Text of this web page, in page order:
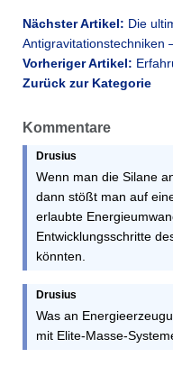
Nächster Artikel: Die
Antigravitationstechniken
Vorheriger Artikel:
Zurück zur Kategorie
Kommentare
Drusius
Wenn man die Silane
dann stößt man auf
erlaubte
Entwicklungsschritte
könnten.
Drusius
Was an
mit Elite-Masse-